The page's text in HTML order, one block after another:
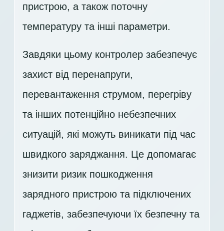
пристрою, а також поточну
температуру та інші параметри.
Завдяки цьому контролер забезпечує
захист від перенапруги,
перевантаження струмом, перегріву
та інших потенційно небезпечних
ситуацій, які можуть виникати під час
швидкого заряджання. Це допомагає
знизити ризик пошкодження
зарядного пристрою та підключених
гаджетів, забезпечуючи їх безпечну та